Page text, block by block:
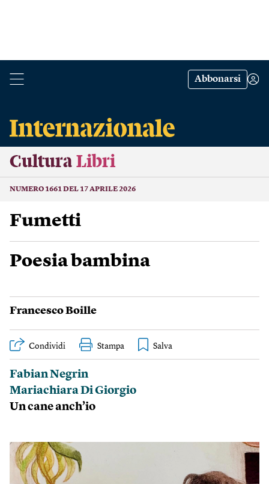
Abbonarsi
Cultura Libri
NUMERO 1661 DEL 17 APRILE 2026
Fumetti
Poesia bambina
Francesco Boille
Condividi Stampa
Fabian Negrin
Mariachiara Di Giorgio
Un cane anch’io